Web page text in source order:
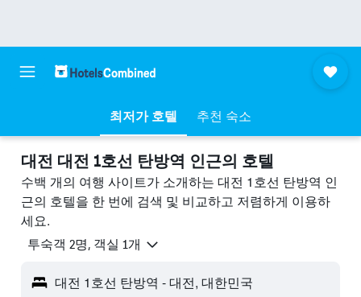
최저가 호텔 추천 숙소
대전 대전 1호선 탄방역 ​인근의 호텔
수백 개의 여행 사이트가 소개하는 대전 1호선 탄방역 인
근의 호텔을 한 번에 검색 및 비교하고 저렴하게 이용하
세요.
​투숙객 2​명, ​객실 1개
대전 1호선 탄방역 - 대전, 대한민국